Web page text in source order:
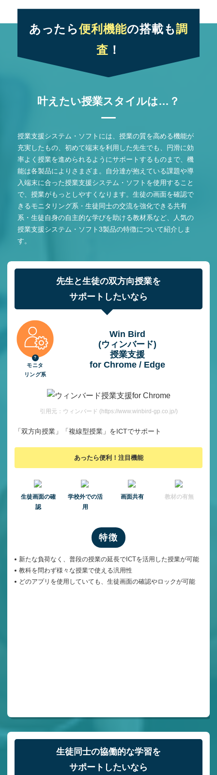
あったら便利機能の搭載も調
査 ！
叶えたい授業スタイルは…？
授業支援システム・ソフトには、授業の質を高める機能が
充実したもの、初めて端末を利用した先生でも、円滑に効
率よく授業を進められるようにサポートするものまで、機
能は各製品によりさまざま。自分達が抱えている課題や導
入端末に合った授業支援システム・ソフトを使用すること
で、授業がもっとしやすくなります。生徒の画面を確認で
きるモニタリング系・生徒同士の交流を強化できる共有
系・生徒自身の自主的な学びを助ける教材系など、人気の
授業支援システム・ソフト3製品の特徴について紹介しま
す。
先生と生徒の双方向授業を
サポートしたいなら
モニタ
リング系
Win Bird
(ウィンバード)
授業⽀援
for Chrome / Edge
引用元：ウィンバード (https://www.winbird-gp.co.jp/)
「双方向授業」「複線型授業」をICTでサポート
あったら便利！注目機能
⽣徒画⾯の確
認
学校外での活
用
画面共有 教材の有無
特徴
新たな負荷なく、普段の授業の延長でICTを活用した授業が可能
教科を問わず様々な授業で使える汎用性
どのアプリを使用していても、生徒画面の確認やロックが可能
生徒同士の協働的な学習を
サポートしたいなら